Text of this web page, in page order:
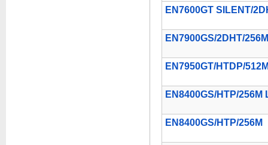
EN7600GT SILENT/
EN7900GS/2DHT/256M
EN7950GT/HTDP/
EN8400GS/HTP/256M
EN8400GS/HTP/256M